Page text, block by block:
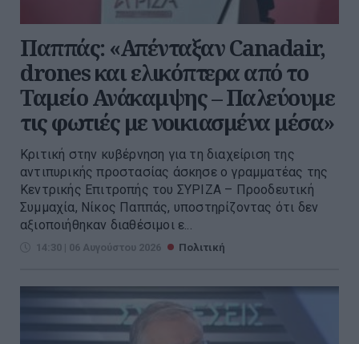
Παππάς: «Απένταξαν Canadair,
drones και ελικόπτερα από το
Ταμείο Ανάκαμψης – Παλεύουμε
τις φωτιές με νοικιασμένα μέσα»
Kριτική στην κυβέρνηση για τη διαχείριση της
αντιπυρικής προστασίας άσκησε ο γραμματέας της
Κεντρικής Επιτροπής του ΣΥΡΙΖΑ – Προοδευτική
Συμμαχία, Νίκος Παππάς, υποστηρίζοντας ότι δεν
αξιοποιήθηκαν διαθέσιμοι ε...
14:30 | 06 Αυγούστου 2026 Πολιτική